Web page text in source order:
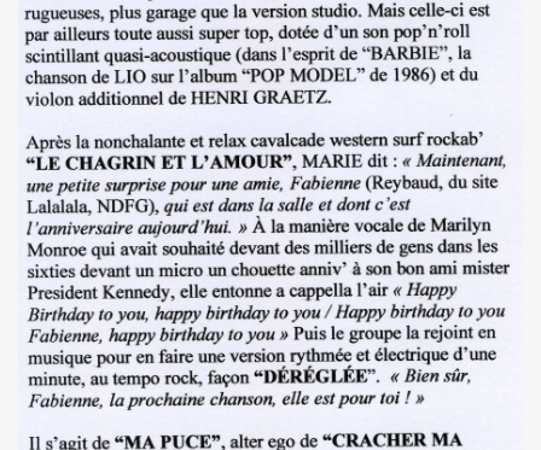
du "Aseptise Tour") + IZAE, le 6 juin 2024 au Casino
le 9 mars 2024 a la Boule noire (Paris) : compte
expo "Douce France, des musiques de l'exil aux
mort)" le 17 mars 2024 au New Morning +
DANGER DE SE PLAIRE" le 26 mars 2024 a la
Petit Paris (Liege) : dossier de presentation.
(hiver 2024) pour l album "LA NUIT QUI VIENT
(2023) : chronique detaillee de ses dix albums studio et